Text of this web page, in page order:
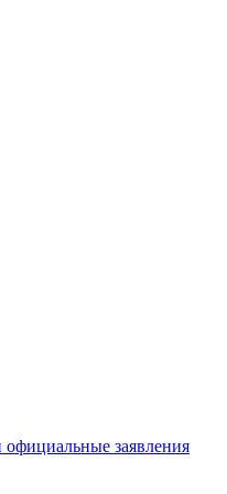
заявления